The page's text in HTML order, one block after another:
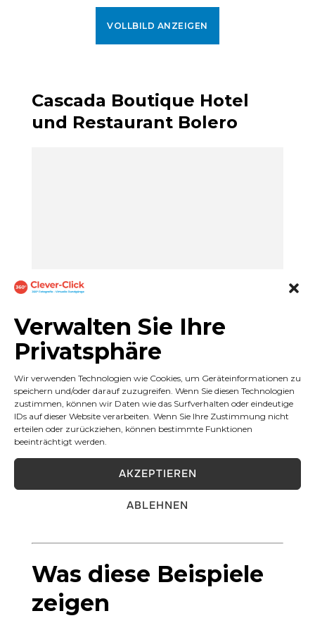
Verwalten Sie Ihre
Privatsphäre
Wir verwenden Technologien wie Cookies, um Geräteinformationen zu
speichern und/oder darauf zuzugreifen. Wenn Sie diesen Technologien
zustimmen, können wir Daten wie das Surfverhalten oder eindeutige
IDs auf dieser Website verarbeiten. Wenn Sie Ihre Zustimmung nicht
erteilen oder zurückziehen, können bestimmte Funktionen
beeinträchtigt werden.
AKZEPTIEREN
ABLEHNEN
VOLLBILD ANZEIGEN
Cascada Boutique Hotel
und Restaurant Bolero
VOLLBILD ANZEIGEN
Was diese Beispiele
zeigen